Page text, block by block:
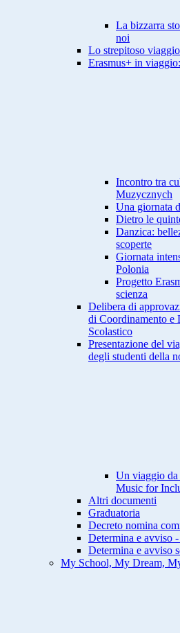
La bizzarra
noi
Lo strepitoso
Erasmus+ in
Incontro tra
Muzycznych
Una giornata
Dietro le
Danzica:
scoperte
Giornata
Polonia
Progetto
scienza
Delibera di
di Coordinamento e
Scolastico
Presentazione del
degli studenti della
Un viaggio da
Music for
Altri documenti
Graduatoria
Decreto nomina
Determina e avviso
Determina e avviso
My School, My Dream,